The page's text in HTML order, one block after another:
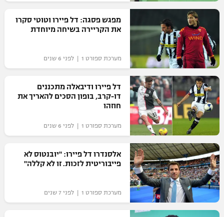
רשיון להקרנה פומבית לבית עסק
הצטרפות לחבילת הערוצים
לוח דרושים – ג'ובנט
תגיות
המגזין
מפגש פסגה: דל פיירו וטוטי סקרו
את הקריירה בשיחה מיוחדת
מערכת ספורט 1 | לפני 6 שנים
דל פיירו ודיבאלה מתכננים
דו-קרב, בופון הסכים להאריך את
חוזהו
מערכת ספורט 1 | לפני 6 שנים
אלסנדרו דל פיירו: "יובנטוס לא
פייבוריטית לזכות. זו לא קללה"
מערכת ספורט 1 | לפני 7 שנים